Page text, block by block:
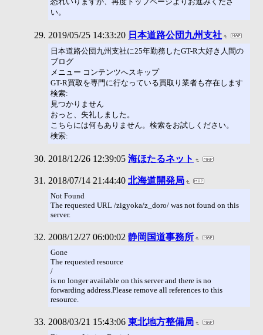
い。
2019/05/25 14:33:20 日本道路公団九州支社
日本道路公団九州支社に25年勤務したGT-R大好き人間の
ブログ
メニュー コンテンツへスキップ
GT-R買取を専門に行なっている買取り業者も存在します
検索:
見つかりません
おっと、失礼しました。
こちらには何もありません。検索をお試しください。
検索:
2018/12/26 12:39:05 海ほたるネット
2018/07/14 21:44:40 北海道開発局
Not Found
The requested URL /zigyoka/z_doro/ was not found on this
server.
2008/12/27 06:00:02 静岡国道事務所
Gone
The requested resource
/
is no longer available on this server and there is no
forwarding address.Please remove all references to this
resource.
2008/03/21 15:43:06 東北地方整備局